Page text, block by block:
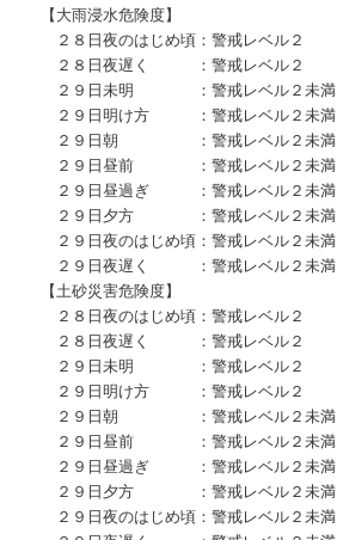
【大雨浸水危険度】
２８日夜のはじめ頃：警戒レベル２
２８日夜遅く ：警戒レベル２
２９日未明 ：警戒レベル２未満
２９日明け方 ：警戒レベル２未満
２９日朝 ：警戒レベル２未満
２９日昼前 ：警戒レベル２未満
２９日昼過ぎ ：警戒レベル２未満
２９日夕方 ：警戒レベル２未満
２９日夜のはじめ頃：警戒レベル２未満
２９日夜遅く ：警戒レベル２未満
【土砂災害危険度】
２８日夜のはじめ頃：警戒レベル２
２８日夜遅く ：警戒レベル２
２９日未明 ：警戒レベル２
２９日明け方 ：警戒レベル２
２９日朝 ：警戒レベル２未満
２９日昼前 ：警戒レベル２未満
２９日昼過ぎ ：警戒レベル２未満
２９日夕方 ：警戒レベル２未満
２９日夜のはじめ頃：警戒レベル２未満